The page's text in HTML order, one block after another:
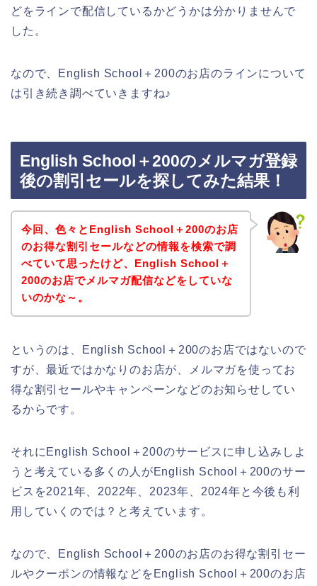
どをラインで配信しているかどうかは分かりませんで
した。
なので、English School＋200のお店のラインについて
は引き続き調べていきますね♪
English School＋200のメルマガ登録
後の割引セールを探してみた結果！
今回、色々とEnglish School＋200のお店
のお得な割引セールなどの情報を検索で調
べていて思ったけど、English School＋
200のお店でメルマガ配信などをしていな
いのかな～。
というのは、English School＋200のお店ではないので
すが、最近ではかなりのお店が、メルマガを使ってお
得な割引セールやキャンペーンなどのお知らせしてい
るからです。
それにEnglish School＋200のサービスに申し込みしよ
うと考えている多くの人がEnglish School＋200のサー
ビスを2021年、2022年、2023年、2024年と今後も利
用していくのでは？と考えています。
なので、English School＋200のお店のお得な割引セー
ルやクーポンの情報などをEnglish School＋200のお店